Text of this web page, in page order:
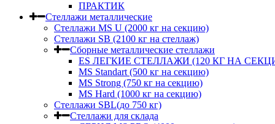
ПРАКТИК
Стеллажи металлические
Стеллажи MS U (2000 кг на секцию)
Стеллажи SB (2100 кг на стеллаж)
Сборные металлические стеллажи
ES ЛЕГКИЕ СТЕЛЛАЖИ (120 КГ НА
MS Standart (500 кг на секцию)
MS Strong (750 кг на секцию)
MS Hard (1000 кг на секцию)
Стеллажи SBL(до 750 кг)
Стеллажи для склада